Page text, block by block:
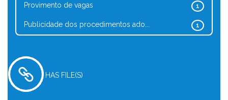
1
Provimento de vagas
1
Publicidade dos procedimentos ado...
HAS FILE(S)